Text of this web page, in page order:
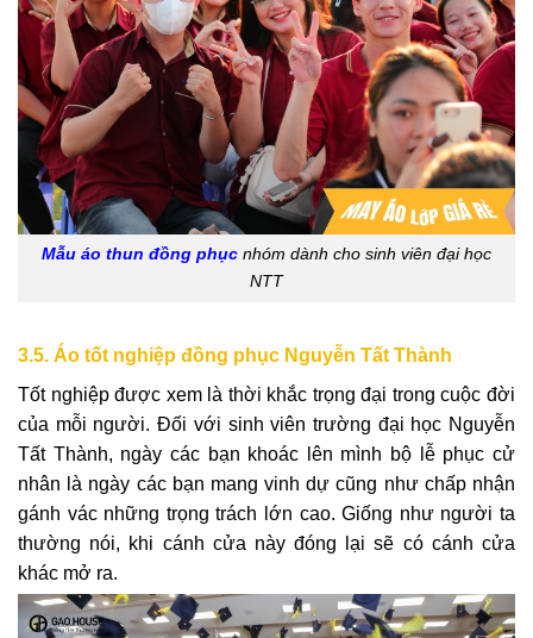
Mẫu áo thun đồng phục nhóm dành cho sinh viên đại học
NTT
3.5. Áo tốt nghiệp đồng phục Nguyễn Tất Thành
Tốt nghiệp được xem là thời khắc trọng đại trong cuộc đời
của mỗi người. Đối với sinh viên trường đại học Nguyễn
Tất Thành, ngày các bạn khoác lên mình bộ lễ phục cử
nhân là ngày các bạn mang vinh dự cũng như chấp nhận
gánh vác những trọng trách lớn cao. Giống như người ta
thường nói, khi cánh cửa này đóng lại sẽ có cánh cửa
khác mở ra.